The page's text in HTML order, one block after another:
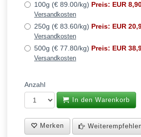
100g (€ 89.00/kg) Preis: EUR
Versandkosten
250g (€ 83.60/kg) Preis: EUR
Versandkosten
500g (€ 77.80/kg) Preis: EUR
Versandkosten
Anzahl
In den Warenkorb
Merken